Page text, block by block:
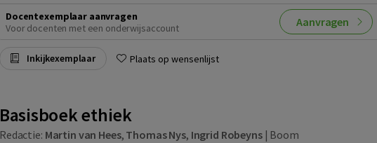
Docentexemplaar aanvragen
Voor docenten met een onderwijsaccount
Aanvragen
Inkijkexemplaar Plaats op wensenlijst
Basisboek ethiek
Redactie: Martin van Hees, Thomas Nys, Ingrid Robeyns| Boom